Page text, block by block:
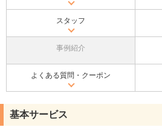
スタッフ
事例紹介
よくある質問・クーポン
基本サービス